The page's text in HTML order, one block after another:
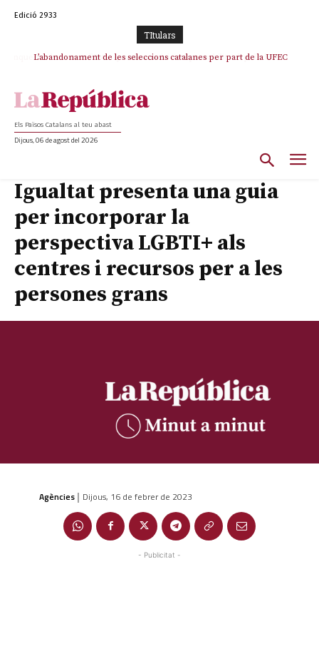
Edició 2933
TItulars
L’abandonament de les seleccions catalanes per part de la UFEC
Els Països Catalans al teu abast
Dijous, 06 de agost del 2026
Igualtat presenta una guia
per incorporar la
perspectiva LGBTI+ als
centres i recursos per a les
persones grans
Agències | Dijous, 16 de febrer de 2023
- Publicitat -